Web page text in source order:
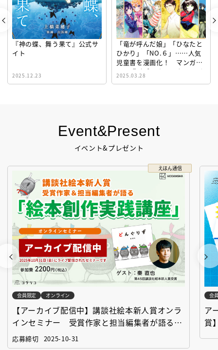
Event&Present
イベント&プレゼント
えほん通信
会員限定 オンライン
【アーカイブ配信中】講談社絵本新人賞オンラ
インセミナー 受賞作家と担当編集者が語る
「絵本創作実践講座」
応募締切 2025-10-31
会
ア
賞
『神の蝶、舞う果て』公式サ
イト
2025.12.23
「竜が呼んだ娘」「ひなたと
ひかり」「NO.６」……人気
児童書を漫画化！ マンガサ
イト『ビブリオシリウス』誕
生！
2025.03.28